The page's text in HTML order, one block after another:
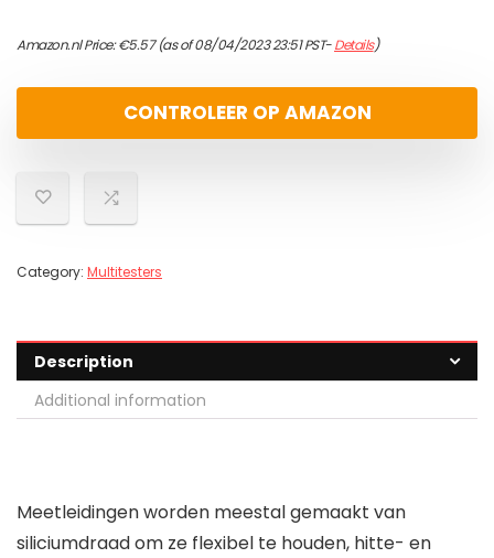
Amazon.nl Price:€5.57(as of 08/04/2023 23:51 PST-Details)
CONTROLEER OP AMAZON
Category: Multitesters
Description
Additional information
Meetleidingen worden meestal gemaakt van
siliciumdraad om ze flexibel te houden, hitte- en